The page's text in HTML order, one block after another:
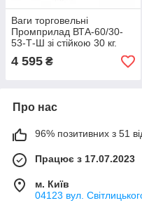
Ваги торговельні
Промприлад ВТА-60/30-
53-Т-Ш зі стійкою 30 кг.
4 595 ₴
Про нас
96% позитивних з 51
Працює з 17.07.2023
м. Київ
04123 вул.